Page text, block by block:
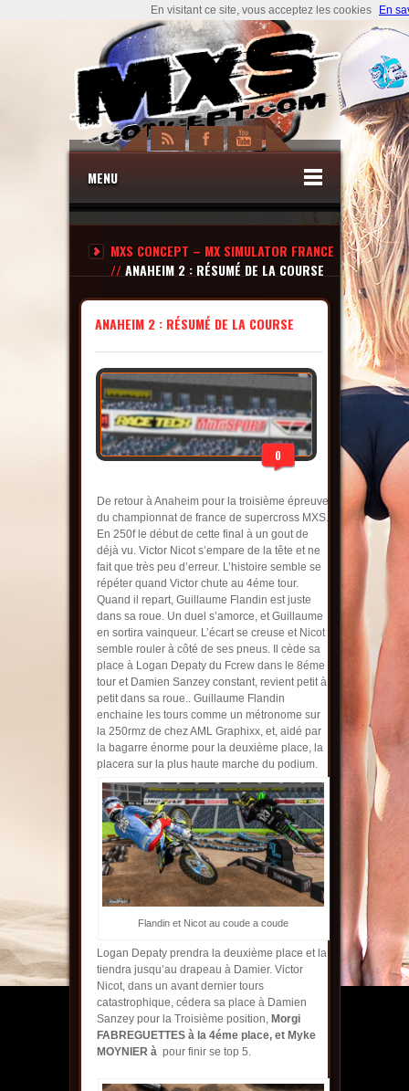
MENU
MXS CONCEPT – MX SIMULATOR FRANCE
//ANAHEIM 2 : RÉSUMÉ DE LA COURSE
ANAHEIM 2 : RÉSUMÉ DE LA COURSE
0
De retour à Anaheim pour la troisième épreuve
du championnat de france de supercross MXS.
En 250f le début de cette final à un gout de
déjà vu. Victor Nicot s’empare de la tête et ne
fait que très peu d’erreur. L’histoire semble se
répéter quand Victor chute au 4éme tour.
Quand il repart, Guillaume Flandin est juste
dans sa roue. Un duel s’amorce, et Guillaume
en sortira vainqueur. L’écart se creuse et Nicot
semble rouler à côté de ses pneus. Il cède sa
place à Logan Depaty du Fcrew dans le 8éme
tour et Damien Sanzey constant, revient petit à
petit dans sa roue.. Guillaume Flandin
enchaine les tours comme un métronome sur
la 250rmz de chez AML Graphixx, et, aidé par
la bagarre énorme pour la deuxième place, la
placera sur la plus haute marche du podium.
Flandin et Nicot au coude a coude
Logan Depaty prendra la deuxième place et la
tiendra jusqu’au drapeau à Damier. Victor
Nicot, dans un avant dernier tours
catastrophique, cédera sa place à Damien
Sanzey pour la Troisième position, Morgi
FABREGUETTES à la 4éme place, et Myke
MOYNIER à pour finir se top 5.
En visitant ce site, vous acceptez les cookies En